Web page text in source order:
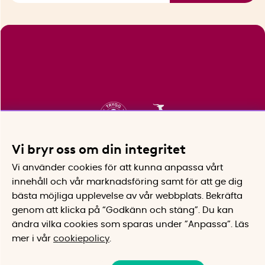
Vi bryr oss om din integritet
Vi använder cookies för att kunna anpassa vårt
innehåll och vår marknadsföring samt för att ge dig
bästa möjliga upplevelse av vår webbplats.
Bekräfta
genom att klicka på “Godkänn och stäng”. Du kan
ändra vilka cookies som sparas under ”Anpassa”.
Läs
mer i vår cookiepolicy